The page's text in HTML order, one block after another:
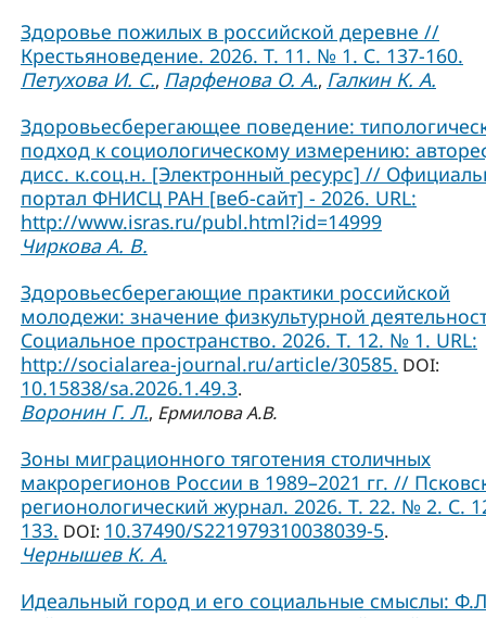
Здоровье пожилых в российской деревне //
Крестьяноведение. 2026. Т. 11. № 1. С. 137-160.
Петухова И. С., Парфенова О. А., Галкин К. А.
Здоровьесберегающее поведение:
подход к социологическому измерению:
дисс. к.соц.н. [Электронный ресурс] //
портал ФНИСЦ РАН [веб-сайт] - 2026. URL:
http://www.isras.ru/publ.html?id=14999
Чиркова А. В.
Здоровьесберегающие практики российской
молодежи: значение физкультурной
Социальное пространство. 2026. Т. 12. № 1. URL:
http://socialarea-journal.ru/article/30585. DOI:
10.15838/sa.2026.1.49.3.
Воронин Г. Л., Ермилова А.В.
Зоны миграционного тяготения столичных
макрорегионов России в 1989–2021 гг. //
регионологический журнал. 2026. Т. 22. № 2. С.
133. DOI: 10.37490/S221979310038039-5.
Чернышев К. А.
Идеальный город и его социальные смыслы: